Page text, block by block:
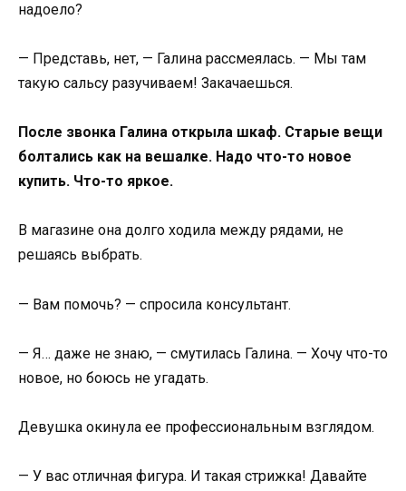
надоело?
— Представь, нет, — Галина рассмеялась. — Мы там
такую сальсу разучиваем! Закачаешься.
После звонка Галина открыла шкаф. Старые вещи
болтались как на вешалке. Надо что-то новое
купить. Что-то яркое.
В магазине она долго ходила между рядами, не
решаясь выбрать.
— Вам помочь? — спросила консультант.
— Я… даже не знаю, — смутилась Галина. — Хочу что-то
новое, но боюсь не угадать.
Девушка окинула ее профессиональным взглядом.
— У вас отличная фигура. И такая стрижка! Давайте